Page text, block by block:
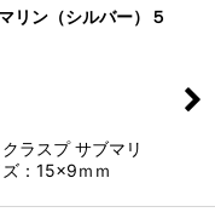
リン（シルバー）５
ラスプ サブマリ
：15×9ｍｍ